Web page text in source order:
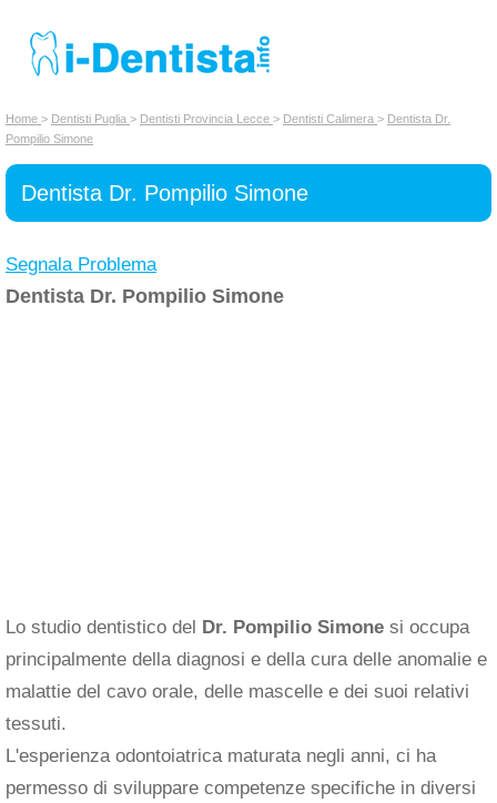
INSERISCI DENTISTA
Chi siamo
Home > Dentisti Puglia > Dentisti Provincia Lecce > Dentisti Calimera > Dentista Dr.
Pompilio Simone
Dentista Dr. Pompilio Simone
Segnala Problema
Dentista Dr. Pompilio Simone
Lo studio dentistico del Dr. Pompilio Simone si occupa
principalmente della diagnosi e della cura delle anomalie e
malattie del cavo orale, delle mascelle e dei suoi relativi
tessuti.
L'esperienza odontoiatrica maturata negli anni, ci ha
permesso di sviluppare competenze specifiche in diversi